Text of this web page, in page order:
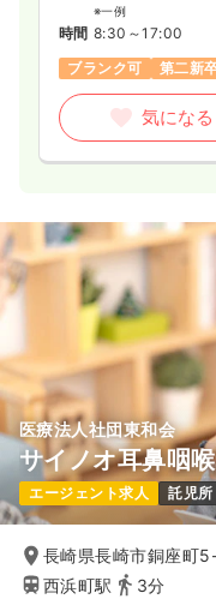
※一例
時間 8:30～17:00
ブランク可
第二新
気になる
医療法人社団東和会
サイノオ耳鼻咽
エージェント求人 託児所
長崎県長崎市銅座町
西浜町駅
3分